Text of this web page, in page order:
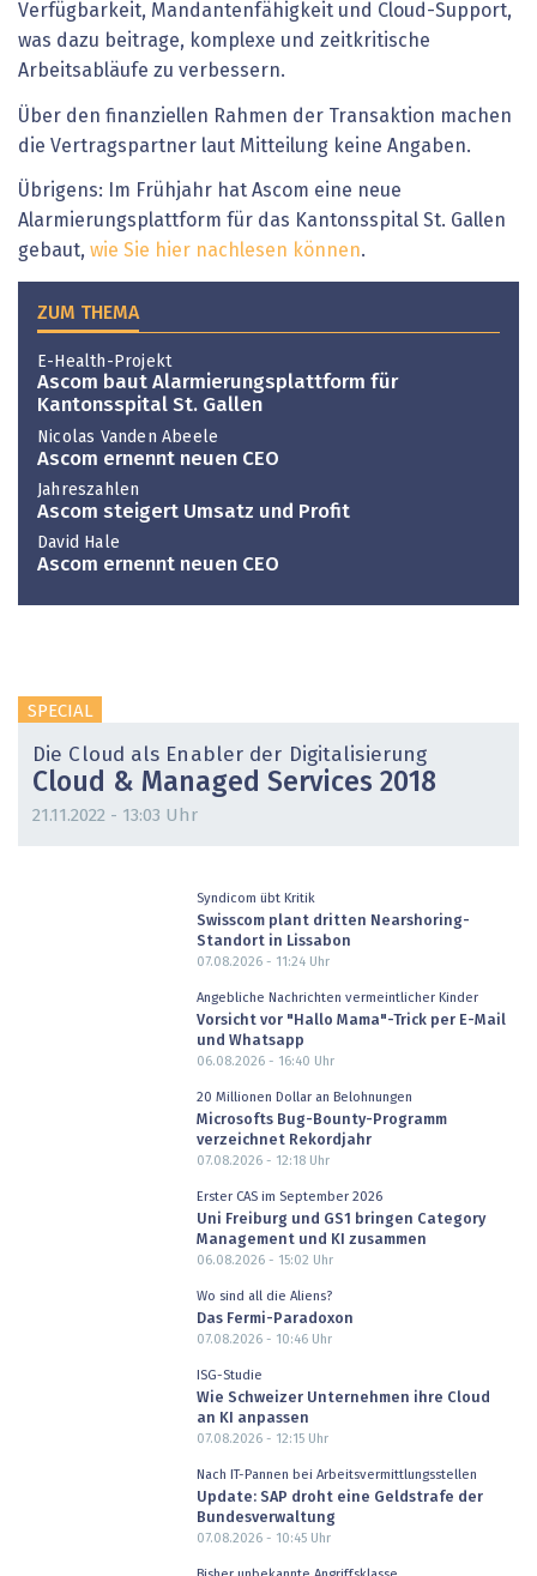
Verfügbarkeit, Mandantenfähigkeit und Cloud-Support,
was dazu beitrage, komplexe und zeitkritische
Arbeitsabläufe zu verbessern.
Über den finanziellen Rahmen der Transaktion machen
die Vertragspartner laut Mitteilung keine Angaben.
Übrigens: Im Frühjahr hat Ascom eine neue
Alarmierungsplattform für das Kantonsspital St. Gallen
gebaut, wie Sie hier nachlesen können.
ZUM THEMA
E-Health-Projekt
Ascom baut Alarmierungsplattform für
Kantonsspital St. Gallen
Nicolas Vanden Abeele
Ascom ernennt neuen CEO
Jahreszahlen
Ascom steigert Umsatz und Profit
David Hale
Ascom ernennt neuen CEO
SPECIAL
Die Cloud als Enabler der Digitalisierung
Cloud & Managed Services 2018
21.11.2022 - 13:03 Uhr
Syndicom übt Kritik
Swisscom plant dritten Nearshoring-
Standort in Lissabon
07.08.2026 - 11:24Uhr
Angebliche Nachrichten vermeintlicher Kinder
Vorsicht vor "Hallo Mama"-Trick per E-Mail
und Whatsapp
06.08.2026 - 16:40 Uhr
20 Millionen Dollar an Belohnungen
Microsofts Bug-Bounty-Programm
verzeichnet Rekordjahr
07.08.2026 - 12:18Uhr
Erster CAS im September 2026
Uni Freiburg und GS1 bringen Category
Management und KI zusammen
06.08.2026 - 15:02 Uhr
Wo sind all die Aliens?
Das Fermi-Paradoxon
07.08.2026 - 10:46Uhr
ISG-Studie
Wie Schweizer Unternehmen ihre Cloud
an KI anpassen
07.08.2026 - 12:15Uhr
Nach IT-Pannen bei Arbeitsvermittlungsstellen
Update: SAP droht eine Geldstrafe der
Bundesverwaltung
07.08.2026 - 10:45Uhr